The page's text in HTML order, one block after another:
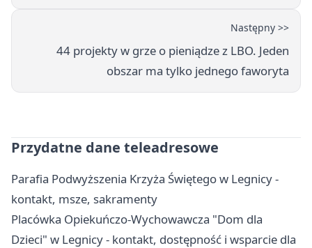
Następny >>
44 projekty w grze o pieniądze z LBO. Jeden
obszar ma tylko jednego faworyta
Przydatne dane teleadresowe
Parafia Podwyższenia Krzyża Świętego w Legnicy -
kontakt, msze, sakramenty
Placówka Opiekuńczo-Wychowawcza "Dom dla
Dzieci" w Legnicy - kontakt, dostępność i wsparcie dla